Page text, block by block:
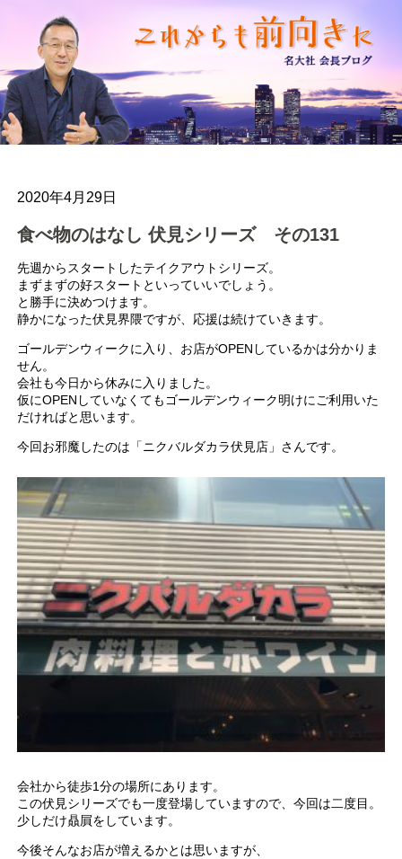
2020年4月29日
食べ物のはなし 伏見シリーズ その131
先週からスタートしたテイクアウトシリーズ。
まずまずの好スタートといっていいでしょう。
と勝手に決めつけます。
静かになった伏見界隈ですが、応援は続けていきます。
ゴールデンウィークに入り、お店がOPENしているかは分かりま
せん。
会社も今日から休みに入りました。
仮にOPENしていなくてもゴールデンウィーク明けにご利用いた
だければと思います。
今回お邪魔したのは「ニクバルダカラ伏見店」さんです。
会社から徒歩1分の場所にあります。
この伏見シリーズでも一度登場していますので、今回は二度目。
少しだけ贔屓をしています。
今後そんなお店が増えるかとは思いますが、